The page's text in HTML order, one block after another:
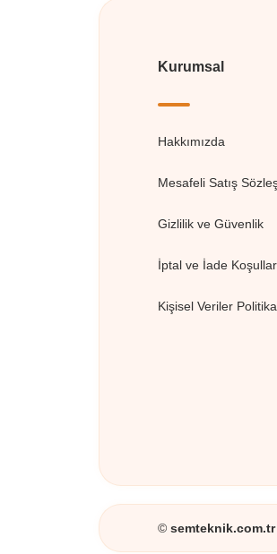
Kurumsal
Hakkımızda
Mesafeli Satış
Gizlilik ve Güvenlik
İptal ve İade
Kişisel Veriler
© semteknik.com.tr